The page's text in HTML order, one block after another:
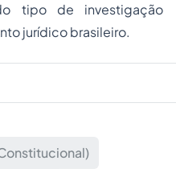
tipo de investigação
jurídico brasileiro.